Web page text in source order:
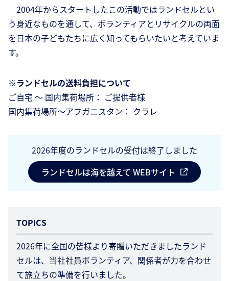
2004年からスタートしたこの活動ではランドセルとい
う身近なものを通して、ボランティアとリサイクルの両面
を日本の子どもたちに広く知ってもらいたいと考えていま
す。
※ランドセルの送料負担について
ご自宅 ～ 国内集荷場所： ご提供者様
国内集荷場所～アフガニスタン： クラレ
2026年度のランドセルの受付は終了しました
ランドセルは海を越えて WEBサイト
TOPICS
2026年に全国の皆様より寄贈いただきましたランド
セルは、当社社員ボランティア、関係者が力を合わせ
て旅立ちの準備を行いました。